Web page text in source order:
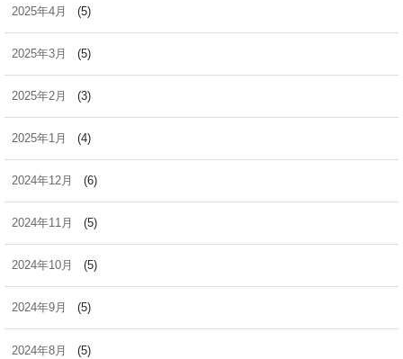
2025年4月 (5)
2025年3月 (5)
2025年2月 (3)
2025年1月 (4)
2024年12月 (6)
2024年11月 (5)
2024年10月 (5)
2024年9月 (5)
2024年8月 (5)